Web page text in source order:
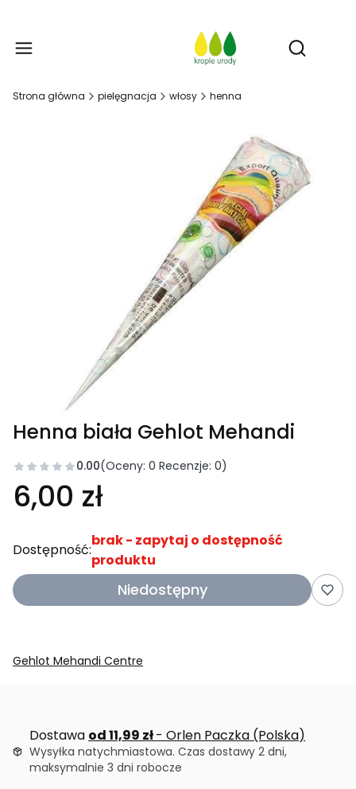
Otwórz
Strona główna pielęgnacja włosy henna
Henna biała Gehlot Mehandi
0.00(Oceny: 0 Recenzje: 0)
6,00 zł
Dostępność:
brak - zapytaj o dostępność
produktu
Niedostępny
Gehlot Mehandi Centre
Dostawa od 11,99 zł- Orlen Paczka (Polska)
Wysyłka natychmiastowa. Czas dostawy 2 dni,
maksymalnie 3 dni robocze